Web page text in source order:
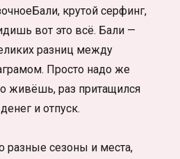
крутой серфинг,
вот это всё. Бали —
разниц между
Просто надо же
живёшь, раз притащился
и отпуск.
разные сезоны и места,